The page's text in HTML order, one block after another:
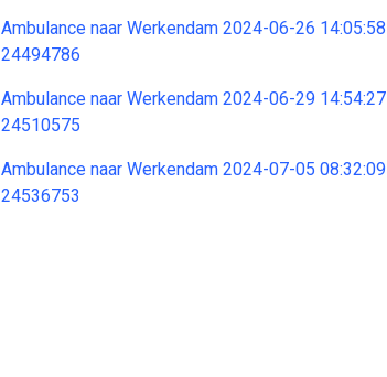
Ambulance naar Werkendam 2024-06-26 14:05:58
24494786
Ambulance naar Werkendam 2024-06-29 14:54:27
24510575
Ambulance naar Werkendam 2024-07-05 08:32:09
24536753